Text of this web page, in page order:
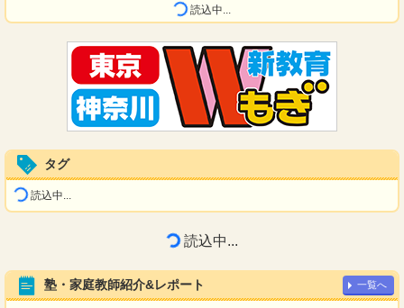
読込中...
タグ
読込中...
読込中...
塾・家庭教師紹介&レポート 一覧へ